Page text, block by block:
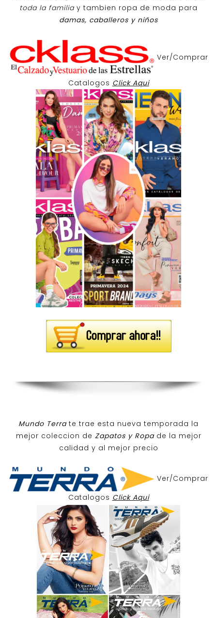
toda la familiay tambien ropa de moda para
damas, caballeros y niños
Ver/Comprar
Catalogos Click Aqui
Mundo Terra te trae esta nueva temporada la
mejor coleccion de Zapatos y Ropa de la mejor
calidad y al mejor precio
Ver/Comprar
Catalogos Click Aqui